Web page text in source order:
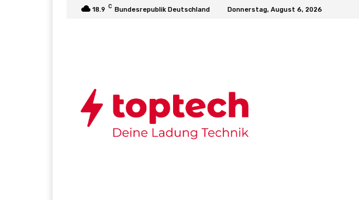
18.9 C Bundesrepublik Deutschland Donnerstag, August 6, 2026